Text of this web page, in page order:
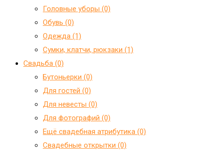
Головные уборы (0)
Обувь (0)
Одежда (1)
Сумки, клатчи, рюкзаки (1)
Свадьба (0)
Бутоньерки (0)
Для гостей (0)
Для невесты (0)
Для фотографий (0)
Ещё свадебная атрибутика (0)
Свадебные открытки (0)